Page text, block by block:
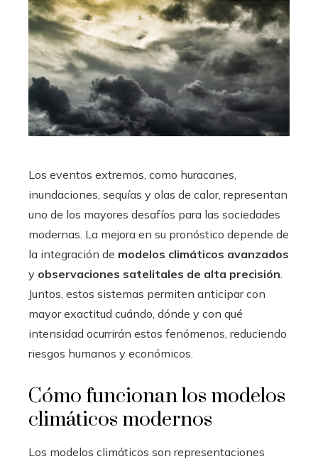
Los eventos extremos, como huracanes,
inundaciones, sequías y olas de calor, representan
uno de los mayores desafíos para las sociedades
modernas. La mejora en su pronóstico depende de
la integración de modelos climáticos avanzados
y observaciones satelitales de alta precisión.
Juntos, estos sistemas permiten anticipar con
mayor exactitud cuándo, dónde y con qué
intensidad ocurrirán estos fenómenos, reduciendo
riesgos humanos y económicos.
Cómo funcionan los modelos
climáticos modernos
Los modelos climáticos son representaciones